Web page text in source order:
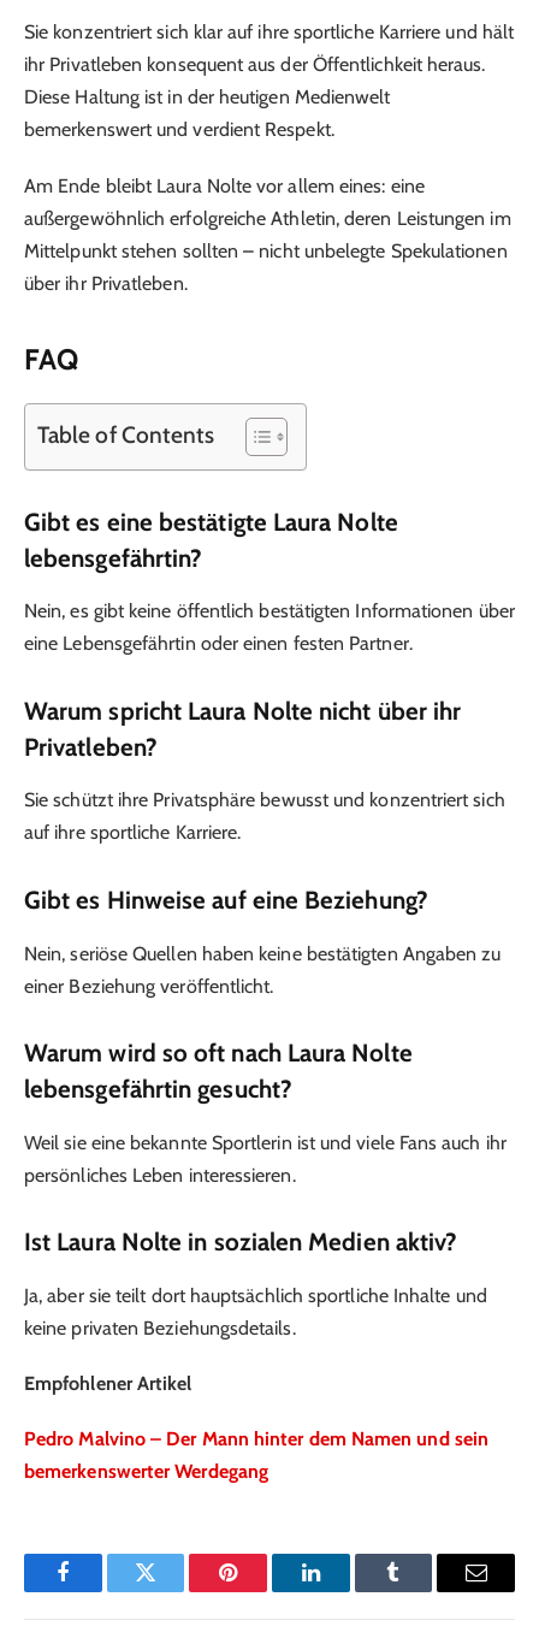
Sie konzentriert sich klar auf ihre sportliche Karriere und hält
ihr Privatleben konsequent aus der Öffentlichkeit heraus.
Diese Haltung ist in der heutigen Medienwelt
bemerkenswert und verdient Respekt.
Am Ende bleibt Laura Nolte vor allem eines: eine
außergewöhnlich erfolgreiche Athletin, deren Leistungen im
Mittelpunkt stehen sollten – nicht unbelegte Spekulationen
über ihr Privatleben.
FAQ
Table of Contents
Gibt es eine bestätigte Laura Nolte
lebensgefährtin?
Nein, es gibt keine öffentlich bestätigten Informationen über
eine Lebensgefährtin oder einen festen Partner.
Warum spricht Laura Nolte nicht über ihr
Privatleben?
Sie schützt ihre Privatsphäre bewusst und konzentriert sich
auf ihre sportliche Karriere.
Gibt es Hinweise auf eine Beziehung?
Nein, seriöse Quellen haben keine bestätigten Angaben zu
einer Beziehung veröffentlicht.
Warum wird so oft nach Laura Nolte
lebensgefährtin gesucht?
Weil sie eine bekannte Sportlerin ist und viele Fans auch ihr
persönliches Leben interessieren.
Ist Laura Nolte in sozialen Medien aktiv?
Ja, aber sie teilt dort hauptsächlich sportliche Inhalte und
keine privaten Beziehungsdetails.
Empfohlener Artikel
Pedro Malvino – Der Mann hinter dem Namen und sein
bemerkenswerter Werdegang
FacebookTwitter Pinterest LinkedInTumblr Email